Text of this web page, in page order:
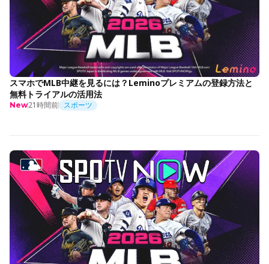
スマホでMLB中継を見るには？Leminoプレミアムの登録方法と
無料トライアルの活用法
New21時間前 スポーツ